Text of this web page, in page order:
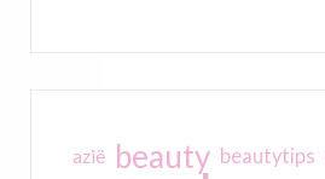
azië beauty beautytips